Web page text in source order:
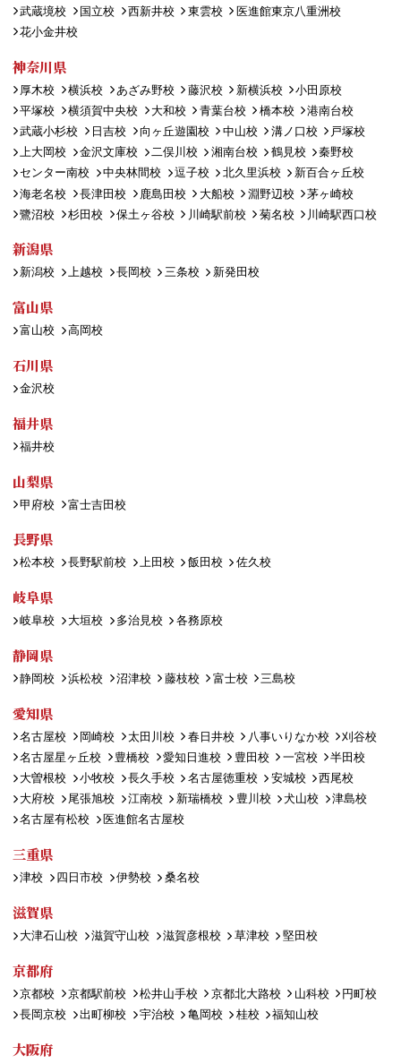
武蔵境校 国立校 西新井校 東雲校
医進館東京八重洲校
花小金井校
神奈川県
厚木校 横浜校 あざみ野校 藤沢校 新横浜校
小田原校
平塚校
横須賀中央校 大和校 青葉台校 橋本校
港南台校
武蔵小杉校
日吉校 向ヶ丘遊園校 中山校 溝ノ口校
戸塚校
上大岡校
金沢文庫校 二俣川校 湘南台校 鶴見校
秦野校
センター南校
中央林間校 逗子校 北久里浜校
新百合ヶ丘校
海老名校
長津田校 鹿島田校 大船校 淵野辺校
茅ヶ崎校
鷺沼校
杉田校 保土ヶ谷校 川崎駅前校 菊名校 川崎駅西口校
新潟県
新潟校 上越校 長岡校 三条校 新発田校
富山県
富山校 高岡校
石川県
金沢校
福井県
福井校
山梨県
甲府校 富士吉田校
長野県
松本校 長野駅前校 上田校 飯田校 佐久校
岐阜県
岐阜校 大垣校 多治見校 各務原校
静岡県
静岡校 浜松校 沼津校 藤枝校 富士校 三島校
愛知県
名古屋校 岡崎校 太田川校 春日井校 八事いりなか校
刈谷校
名古屋星ヶ丘校
豊橋校 愛知日進校 豊田校 一宮校
半田校
大曽根校
小牧校 長久手校 名古屋徳重校 安城校
西尾校
大府校
尾張旭校 江南校 新瑞橋校 豊川校 犬山校
津島校
名古屋有松校
医進館名古屋校
三重県
津校 四日市校 伊勢校 桑名校
滋賀県
大津石山校 滋賀守山校 滋賀彦根校 草津校 堅田校
京都府
京都校 京都駅前校 松井山手校 京都北大路校 山科校
円町校
長岡京校
出町柳校 宇治校 亀岡校 桂校 福知山校
大阪府